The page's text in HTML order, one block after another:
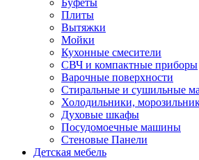
Буфеты
Плиты
Вытяжки
Мойки
Кухонные смесители
СВЧ и компактные приборы
Варочные поверхности
Стиральные и сушильные
Холодильники,
Духовые шкафы
Посудомоечные машины
Стеновые Панели
Детская мебель